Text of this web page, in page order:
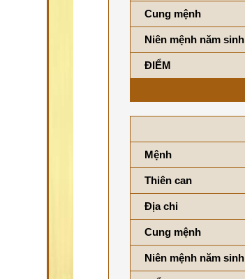
Cung mệnh
Niên mệnh năm sinh
ĐIỂM
Mệnh
Thiên can
Địa chi
Cung mệnh
Niên mệnh năm sinh